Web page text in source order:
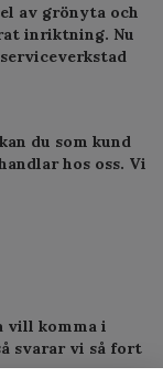
av grönyta och
inriktning. Nu
du som kund
hos oss. Vi
vill komma i
svarar vi så fort